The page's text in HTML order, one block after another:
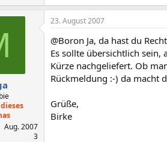
Aug. 2007
3
23. August 2007
@Boron Ja, da hast du
Es sollte übersichtlich
Kürze nachgeliefert. Ob
Rückmeldung :-) da macht
Grüße,
Birke